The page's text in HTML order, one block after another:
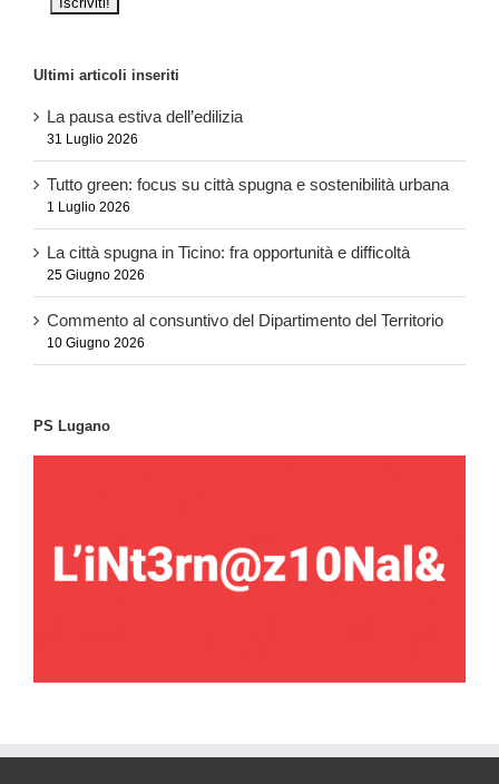
Ultimi articoli inseriti
La pausa estiva dell’edilizia
31 Luglio 2026
Tutto green: focus su città spugna e sostenibilità urbana
1 Luglio 2026
La città spugna in Ticino: fra opportunità e difficoltà
25 Giugno 2026
Commento al consuntivo del Dipartimento del Territorio
10 Giugno 2026
PS Lugano